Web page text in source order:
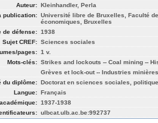
Auteur: Kleinhandler, Perla
publication: Université libre de Bruxelles, Faculté
économiques, Bruxelles
de défense: 1938
Sujet CREF: Sciences sociales
pages: 1 v.
Mots-clés: Strikes and lockouts -- Coal mining --
Grèves et lock-out -- Industries
du diplôme: Doctorat en sciences sociales,
Langue: Français
1937-1938
ulbcat.ulb.ac.be:992737